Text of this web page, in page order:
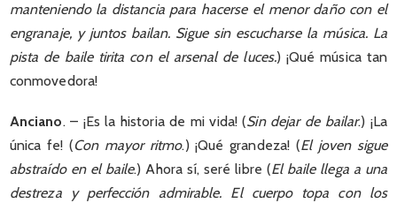
manteniendo la distancia para hacerse el menor daño con el
engranaje, y juntos bailan. Sigue sin escucharse la música. La
pista de baile tirita con el arsenal de luces.) ¡Qué música tan
conmovedora!
Anciano. – ¡Es la historia de mi vida! (Sin dejar de bailar.) ¡La
única fe! (Con mayor ritmo.) ¡Qué grandeza! (El joven sigue
abstraído en el baile.) Ahora sí, seré libre (El baile llega a una
destreza y perfección admirable. El cuerpo topa con los